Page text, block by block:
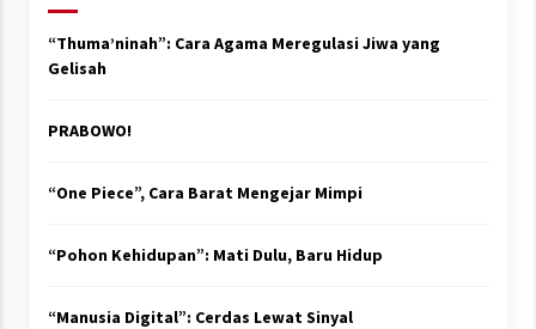
“Thuma’ninah”: Cara Agama Meregulasi Jiwa yang
Gelisah
PRABOWO!
“One Piece”, Cara Barat Mengejar Mimpi
“Pohon Kehidupan”: Mati Dulu, Baru Hidup
“Manusia Digital”: Cerdas Lewat Sinyal